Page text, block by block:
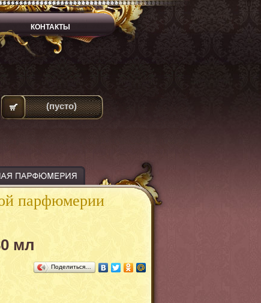
парфюмерии
мл
Поделиться…
КОНТАКТЫ
(пусто)